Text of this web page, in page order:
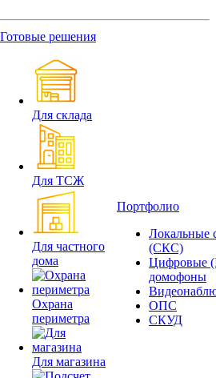
Готовые решения
Для склада
Для ТСЖ
Для частного
дома
Охрана
периметра
Для магазина
Портфолио
Локальные
(СКС)
Цифровые
домофоны
ОПС
СКУД